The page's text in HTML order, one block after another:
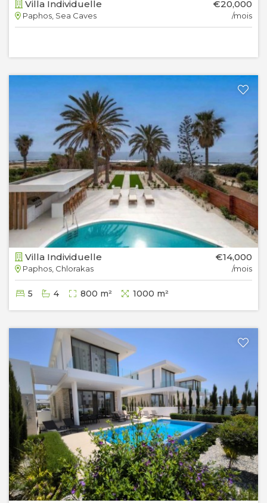
Villa Individuelle
Paphos, Sea Caves
€20,000
/mois
Villa Individuelle
Paphos, Chlorakas
€14,000
/mois
5 4 800 m² 1000 m²